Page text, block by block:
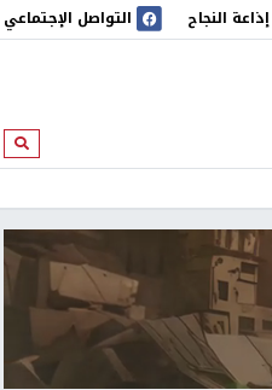
إذاعة النجاح
النجاح التواصل الإجتماعي
ابحث